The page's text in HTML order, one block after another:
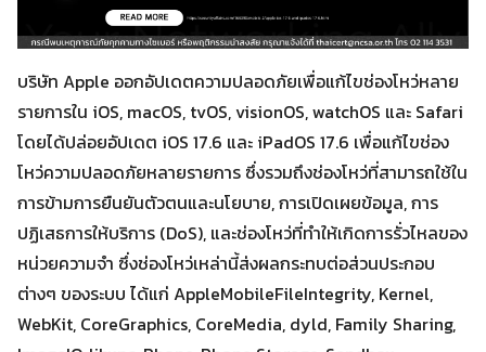
บริษัท Apple ออกอัปเดตความปลอดภัยเพื่อแก้ไขช่องโหว่หลาย
รายการใน iOS, macOS, tvOS, visionOS, watchOS และ Safari
โดยได้ปล่อยอัปเดต iOS 17.6 และ iPadOS 17.6 เพื่อแก้ไขช่อง
โหว่ความปลอดภัยหลายรายการ ซึ่งรวมถึงช่องโหว่ที่สามารถใช้ใน
การข้ามการยืนยันตัวตนและนโยบาย, การเปิดเผยข้อมูล, การ
ปฏิเสธการให้บริการ (DoS), และช่องโหว่ที่ทำให้เกิดการรั่วไหลของ
หน่วยความจำ ซึ่งช่องโหว่เหล่านี้ส่งผลกระทบต่อส่วนประกอบ
ต่างๆ ของระบบ ได้แก่ AppleMobileFileIntegrity, Kernel,
WebKit, CoreGraphics, CoreMedia, dyld, Family Sharing,